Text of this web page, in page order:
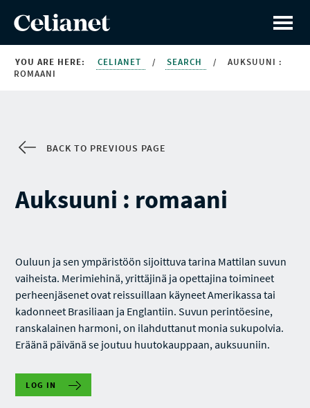
YOU ARE HERE: CELIANET / SEARCH /
AUKSUUNI :
ROMAANI
BACK TO PREVIOUS PAGE
Auksuuni : romaani
Ouluun ja sen ympäristöön sijoittuva tarina Mattilan suvun
vaiheista. Merimiehinä, yrittäjinä ja opettajina toimineet
perheenjäsenet ovat reissuillaan käyneet Amerikassa tai
kadonneet Brasiliaan ja Englantiin. Suvun perintöesine,
ranskalainen harmoni, on ilahduttanut monia sukupolvia.
Eräänä päivänä se joutuu huutokauppaan, auksuuniin.
LOG IN